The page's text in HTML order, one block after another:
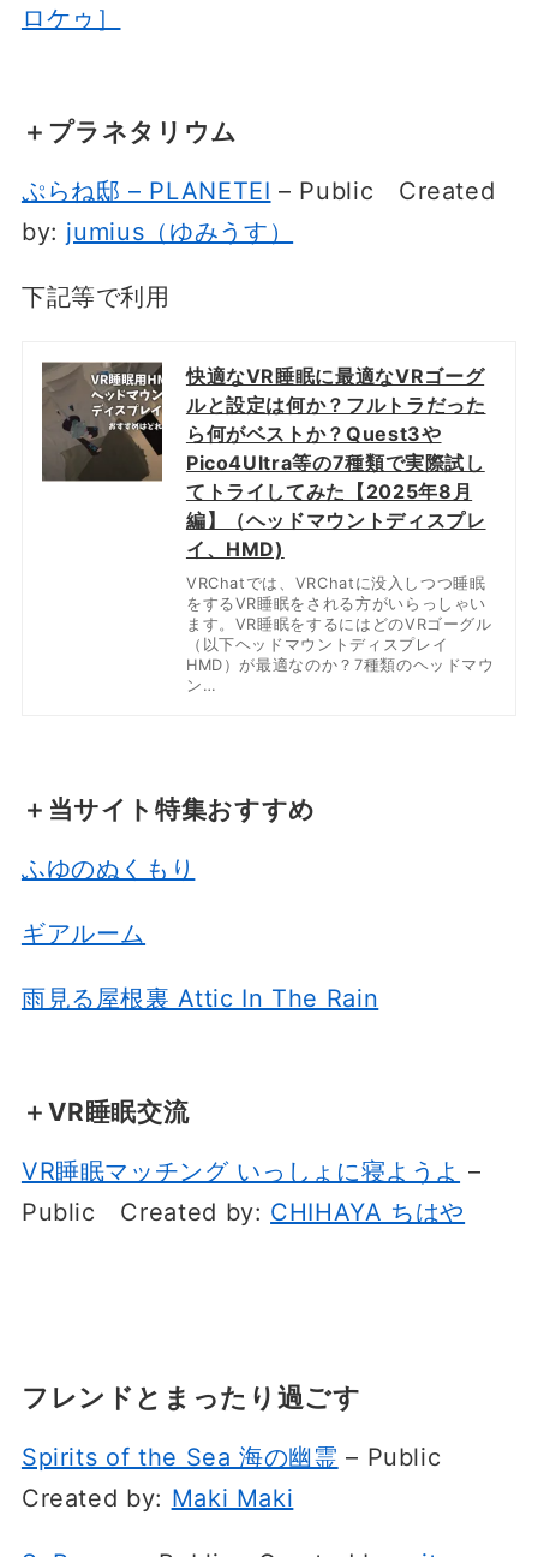
ロケゥ］
＋プラネタリウム
ぷらね邸 – PLANETEI – Public Created
by: jumius（ゆみうす）
下記等で利用
快適なVR睡眠に最適なVRゴーグ
ルと設定は何か？フルトラだった
ら何がベストか？Quest3や
Pico4Ultra等の7種類で実際試し
てトライしてみた【2025年8月
編】（ヘッドマウントディスプレ
イ、HMD)
VRChatでは、VRChatに没入しつつ睡眠
をするVR睡眠をされる方がいらっしゃい
ます。VR睡眠をするにはどのVRゴーグル
（以下ヘッドマウントディスプレイ
HMD）が最適なのか？7種類のヘッドマウ
ン…
＋当サイト特集おすすめ
ふゆのぬくもり
ギアルーム
雨見る屋根裏 Attic In The Rain
＋VR睡眠交流
VR睡眠マッチング いっしょに寝ようよ –
Public Created by: CHIHAYA ちはや
フレンドとまったり過ごす
Spirits of the Sea 海の幽霊 – Public
Created by: Maki Maki